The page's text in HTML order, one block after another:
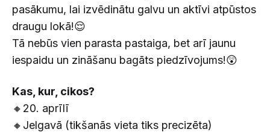
pasākumu, lai izvēdinātu galvu un aktīvi atpūstos
draugu lokā!😌
Tā nebūs vien parasta pastaiga, bet arī jaunu
iespaidu un zināšanu bagāts piedzīvojums!😲
Kas, kur, cikos?
🔸20. aprīlī
🔸Jelgavā (tikšanās vieta tiks precizēta)